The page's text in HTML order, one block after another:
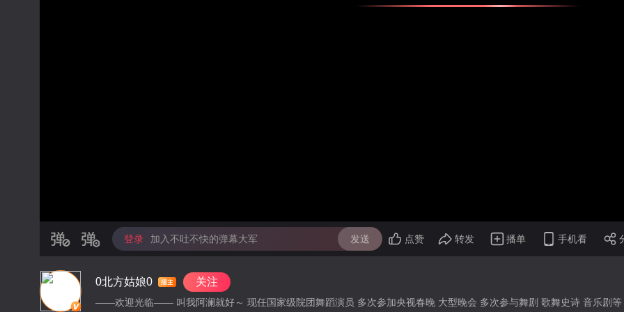
登录 加入不吐不快的弹幕大军 发送 点赞 转发 播单 手机看
0北方姑娘0 关注
——欢迎光临—— 叫我阿澜就好～ 现任国家级院团舞蹈演员 多次参加央视春晚 大型晚会 多次参与舞剧 歌舞史诗 音乐剧等